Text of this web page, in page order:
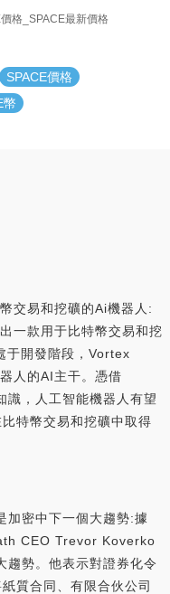
格_SPACE最新價格
SPACE價格
幣
交易和挖礦的Ai機器人:
一款用于比特幣交易和挖
于開發階段，Vortex
人的AI主干。憑借
識，人工智能機器人有望
特幣交易和挖礦中取得
密中下一個大趨勢:據
CEO Trevor Koverko
趨勢。他表示對證券化令
質合同、有限合伙公司